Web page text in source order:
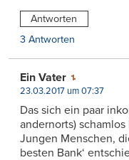
Antworten
3 Antworten
Ein Vater
23.03.2017 um 07:37
Das sich ein paar
andernorts)
Jungen Menschen,
besten Bank‘